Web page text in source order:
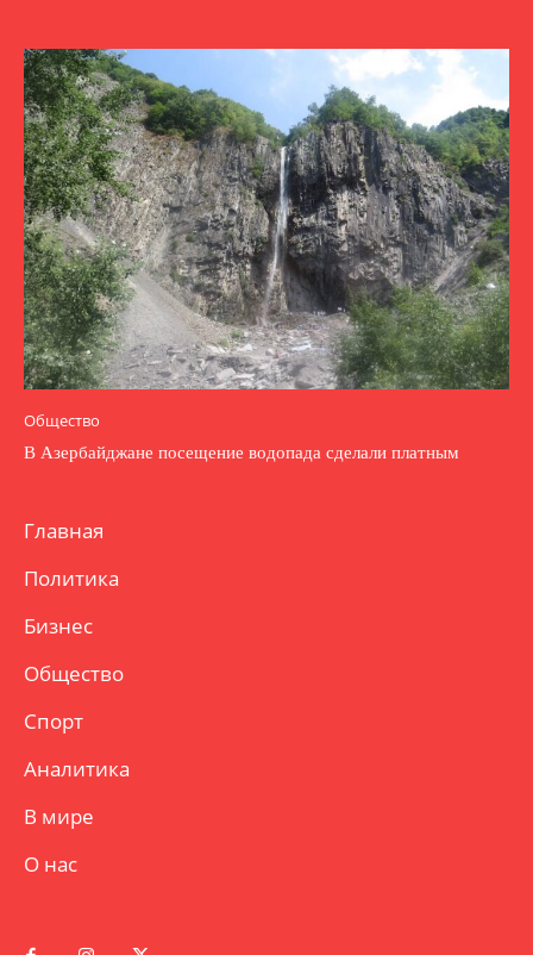
Общество
В Азербайджане посещение водопада сделали платным
Главная
Политика
Бизнес
Общество
Спорт
Аналитика
В мире
О нас